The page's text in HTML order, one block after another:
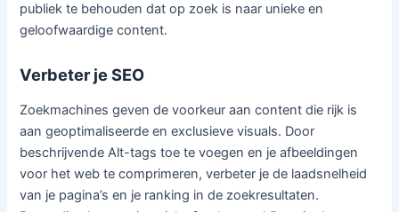
publiek te behouden dat op zoek is naar unieke en
geloofwaardige content.
Verbeter je SEO
Zoekmachines geven de voorkeur aan content die rijk is
aan geoptimaliseerde en exclusieve visuals. Door
beschrijvende Alt-tags toe te voegen en je afbeeldingen
voor het web te comprimeren, verbeter je de laadsnelheid
van je pagina’s en je ranking in de zoekresultaten.